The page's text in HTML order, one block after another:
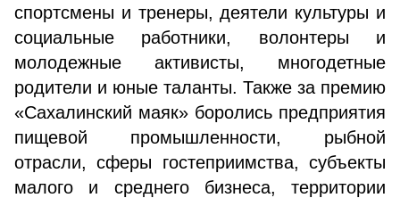
спортсмены и тренеры, деятели культуры и
социальные работники, волонтеры и
молодежные активисты, многодетные
родители и юные таланты. Также за премию
«Сахалинский маяк» боролись предприятия
пищевой промышленности, рыбной
отрасли, сферы гостеприимства, субъекты
малого и среднего бизнеса, территории